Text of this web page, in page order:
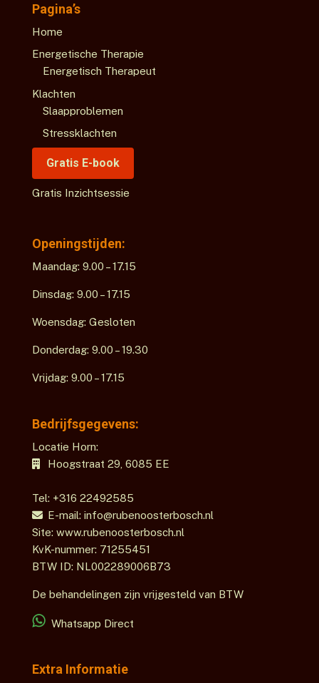
Pagina’s
Home
Energetische Therapie
Energetisch Therapeut
Klachten
Slaapproblemen
Stressklachten
Gratis E-book
Gratis Inzichtsessie
Openingstijden:
Maandag: 9.00 – 17.15
Dinsdag: 9.00 – 17.15
Woensdag: Gesloten
Donderdag: 9.00 – 19.30
Vrijdag: 9.00 – 17.15
Bedrijfsgegevens:
Locatie Horn:
Hoogstraat 29, 6085 EE
Tel: +316 22492585
E-mail: info@rubenoosterbosch.nl
Site: www.rubenoosterbosch.nl
KvK-nummer: 71255451
BTW ID: NL002289006B73
De behandelingen zijn vrijgesteld van BTW
Whatsapp Direct
Extra Informatie